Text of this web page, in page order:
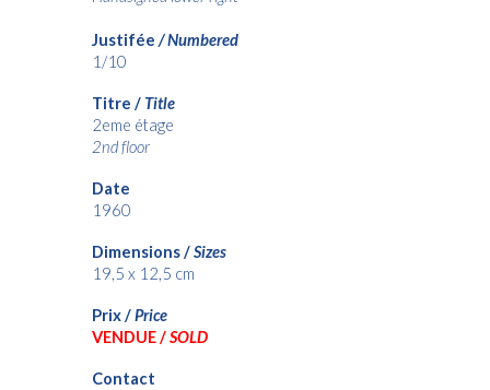
Justifée / Numbered
1/10
Titre / Title
2eme étage
2nd floor
Date
1960
Dimensions /Sizes
19,5 x 12,5 cm
Prix /Price
VENDUE /SOLD
Contact